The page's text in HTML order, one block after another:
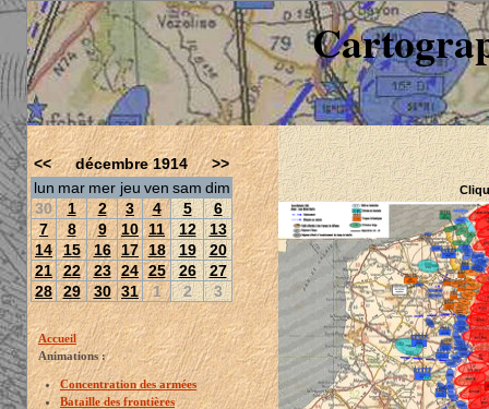
<< décembre 1914
>>
lun mar mer jeu ven sam dim
30
1 2 3 4 5
6
7
8 9 10 11 12
13
14 15 16 17 18 19
20
21 22 23 24 25 26
27
28 29 30 31 1 2 3
Accueil
Animations :
Concentration des armées
Bataille des frontières